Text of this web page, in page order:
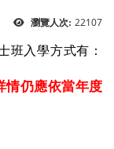
瀏覽人次: 22107
班入學方式有：
仍應依當年度